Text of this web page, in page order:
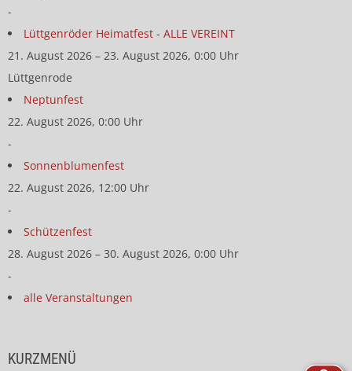
-
Lüttgenröder Heimatfest - ALLE VEREINT
21. August 2026 – 23. August 2026, 0:00 Uhr
Lüttgenrode
Neptunfest
22. August 2026, 0:00 Uhr
-
Sonnenblumenfest
22. August 2026, 12:00 Uhr
-
Schützenfest
28. August 2026 – 30. August 2026, 0:00 Uhr
-
alle Veranstaltungen
KURZMENÜ